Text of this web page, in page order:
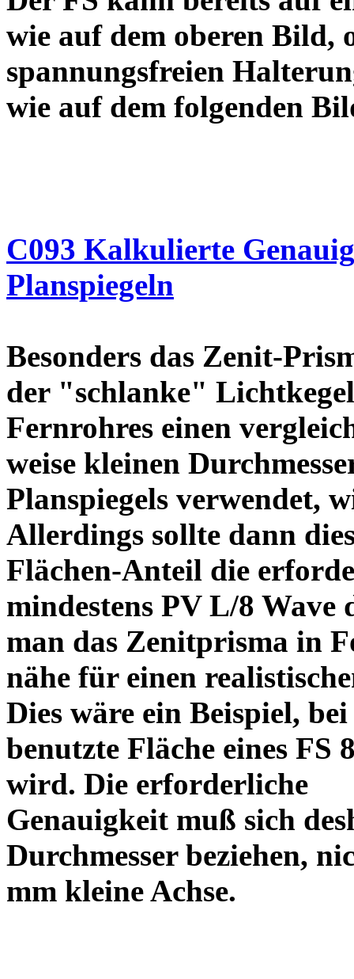
wie auf dem oberen Bild,
spannungsfreien
wie auf dem
C093 Kalkulierte
Planspiegeln
Besonders das Zenit-
der "schlanke"
Fernrohres einen
weise kleinen
Planspiegels verwendet,
Allerdings sollte dann
Flächen-Anteil die
mindestens PV L/8
man das Zenitprisma in
nähe für einen
Dies wäre ein Beispiel,
benutzte Fläche eines FS
wird. Die erforderliche
Genauigkeit muß sich
Durchmesser beziehen,
mm kleine Achse.